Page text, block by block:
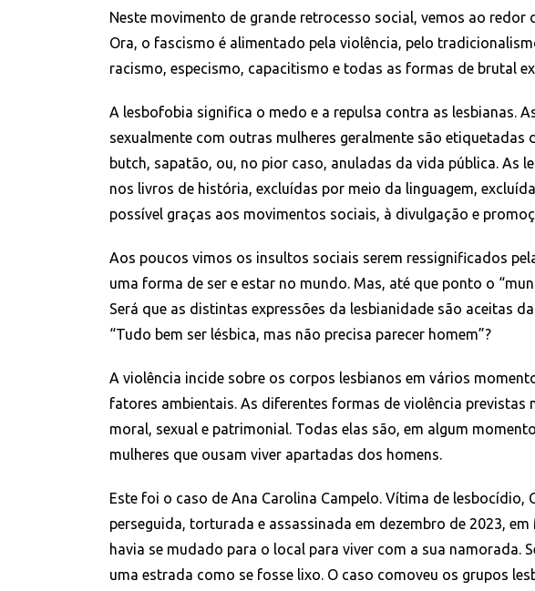
Neste movimento de grande retrocesso social, vemos ao
Ora, o fascismo é alimentado pela violência, pelo
racismo, especismo, capacitismo e todas as formas de brutal
A lesbofobia significa o medo e a repulsa contra as lesbianas.
sexualmente com outras mulheres geralmente são
butch, sapatão, ou, no pior caso, anuladas da vida pública. As
nos livros de história, excluídas por meio da linguagem,
possível graças aos movimentos sociais, à divulgação e
Aos poucos vimos os insultos sociais serem ressignificados
uma forma de ser e estar no mundo. Mas, até que ponto o
Será que as distintas expressões da lesbianidade são aceitas
“Tudo bem ser lésbica, mas não precisa parecer homem”?
A violência incide sobre os corpos lesbianos em vários
fatores ambientais. As diferentes formas de violência previstas
moral, sexual e patrimonial. Todas elas são, em algum
mulheres que ousam viver apartadas dos homens.
Este foi o caso de Ana Carolina Campelo. Vítima de
perseguida, torturada e assassinada em dezembro de 2023,
havia se mudado para o local para viver com a sua namorada.
uma estrada como se fosse lixo. O caso comoveu os grupos